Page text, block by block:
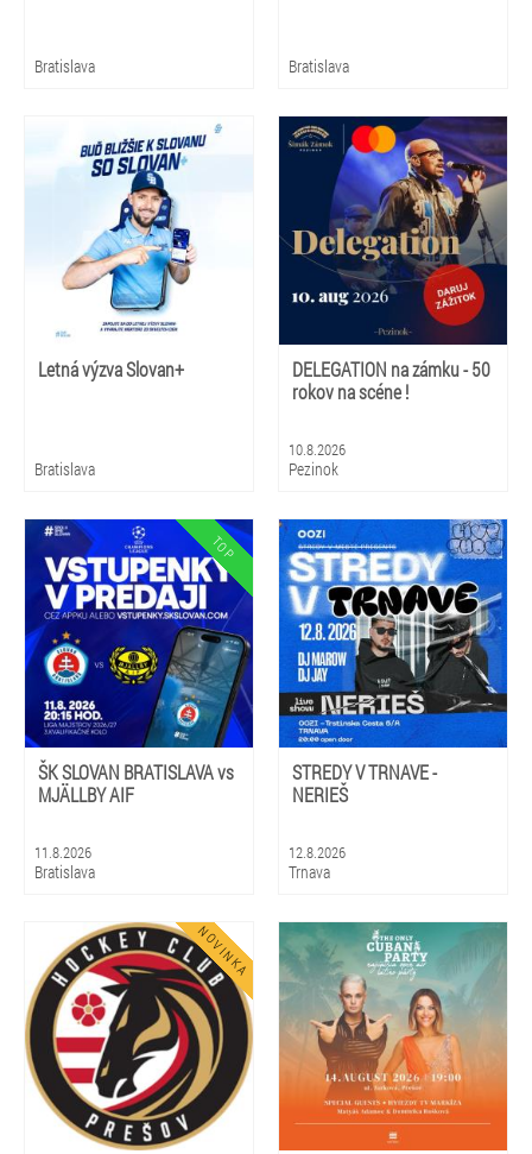
Bratislava Bratislava
Letná výzva Slovan+
Bratislava
DELEGATION na zámku - 50
rokov na scéne !
10.8.2026
Pezinok
ŠK SLOVAN BRATISLAVA vs
MJÄLLBY AIF
11.8.2026
Bratislava
STREDY V TRNAVE -
NERIEŠ
12.8.2026
Trnava